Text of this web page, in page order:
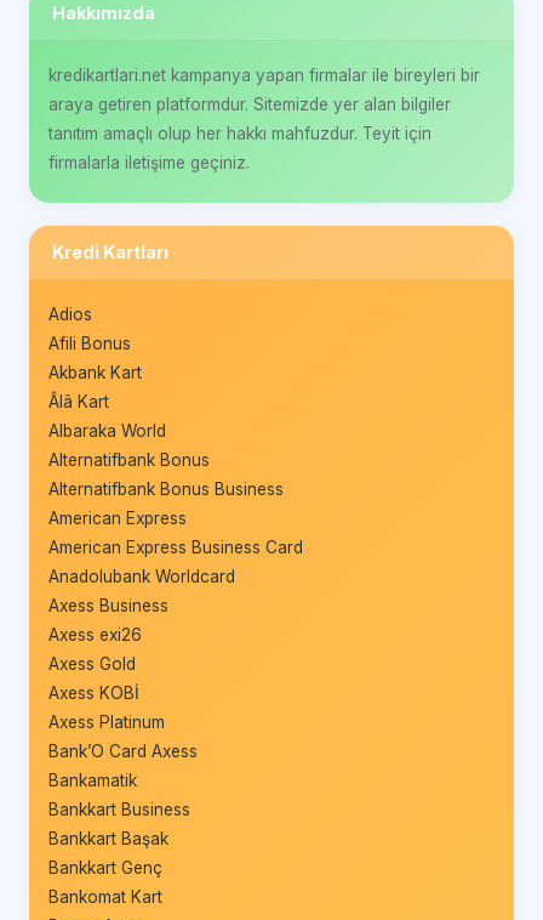
Hakkımızda
kredikartlari.net kampanya yapan firmalar ile bireyleri bir
araya getiren platformdur. Sitemizde yer alan bilgiler
tanıtım amaçlı olup her hakkı mahfuzdur. Teyit için
firmalarla iletişime geçiniz.
Kredi Kartları
Adios
Afili Bonus
Akbank Kart
Âlâ Kart
Albaraka World
Alternatifbank Bonus
Alternatifbank Bonus Business
American Express
American Express Business Card
Anadolubank Worldcard
Axess Business
Axess exi26
Axess Gold
Axess KOBİ
Axess Platinum
Bank’O Card Axess
Bankamatik
Bankkart Business
Bankkart Başak
Bankkart Genç
Bankomat Kart